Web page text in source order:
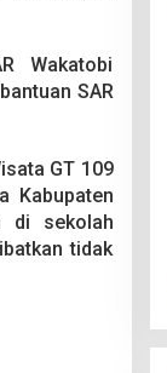
Wakatobi
SAR
GT 109
Kabupaten
di sekolah
tidak